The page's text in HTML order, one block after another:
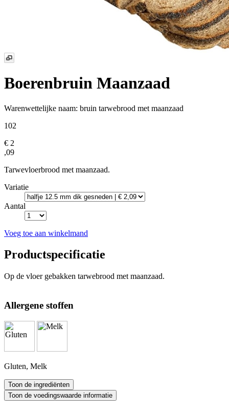
Boerenbruin Maanzaad
Warenwettelijke naam: bruin tarwebrood met maanzaad
102
€ 2
,09
Tarwevloerbrood met maanzaad.
Variatie
Aantal
Voeg toe aan winkelmand
Productspecificatie
Op de vloer gebakken tarwebrood met maanzaad.
Allergene stoffen
Gluten, Melk